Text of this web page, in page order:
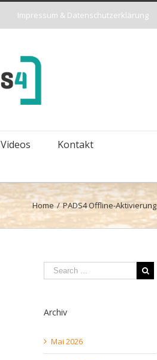
Impressum & Datenschutzerklärung
Videos
Kontakt
Home / PADS4 Offline-Aktivierung
Archiv
Mai 2026